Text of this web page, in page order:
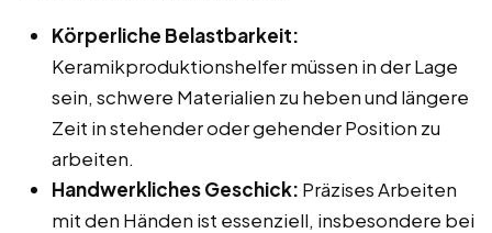
Körperliche Belastbarkeit:
Keramikproduktionshelfer müssen in der Lage
sein, schwere Materialien zu heben und längere
Zeit in stehender oder gehender Position zu
arbeiten.
Handwerkliches Geschick: Präzises Arbeiten
mit den Händen ist essenziell, insbesondere bei